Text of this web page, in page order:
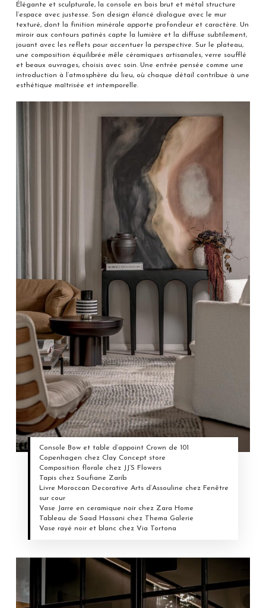
Élégante et sculpturale, la console en bois brut et métal structure
l’espace avec justesse. Son design élancé dialogue avec le mur
texturé, dont la finition minérale apporte profondeur et caractère. Un
miroir aux contours patinés capte la lumière et la diffuse subtilement,
jouant avec les reflets pour accentuer la perspective. Sur le plateau,
une composition équilibrée mêle céramiques artisanales, verre soufflé
et beaux ouvrages, choisis avec soin. Une entrée pensée comme une
introduction à l’atmosphère du lieu, où chaque détail contribue à une
esthétique maîtrisée et intemporelle.
Console Bow et table d’appoint Crown de 101
Copenhagen chez Clay Concept store
Composition florale chez JJ’S Flowers
Tapis chez Soufiane Zarib
Livre Moroccan Decorative Arts d’Assouline chez Fenêtre
sur cour
Vase Jarre en ceramique noir chez Zara Home
Tableau de Saad Hassani chez Thema Galerie
Vase rayé noir et blanc chez Via Tortona